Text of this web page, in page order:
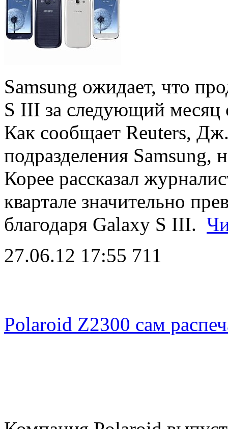
Samsung ожидает, что
S III за следующий месяц
Как сообщает Reuters,
подразделения Samsung,
Корее рассказал
квартале значительно
благодаря Galaxy S III.
27.06.12 17:55 711
Polaroid Z2300 сам